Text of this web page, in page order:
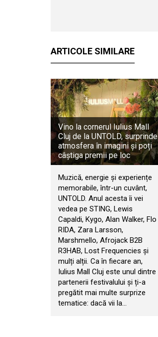
ARTICOLE SIMILARE
Vino la cornerul Iulius Mall
Cluj de la UNTOLD, surprinde
atmosfera în imagini și poți
câștiga premii pe loc
Muzică, energie și experiențe
memorabile, într-un cuvânt,
UNTOLD. Anul acesta îi vei
vedea pe STING, Lewis
Capaldi, Kygo, Alan Walker, Flo
RIDA, Zara Larsson,
Marshmello, Afrojack B2B
R3HAB, Lost Frequencies și
mulți alții. Ca în fiecare an,
Iulius Mall Cluj este unul dintre
partenerii festivalului și ți-a
pregătit mai multe surprize
tematice: dacă vii la…